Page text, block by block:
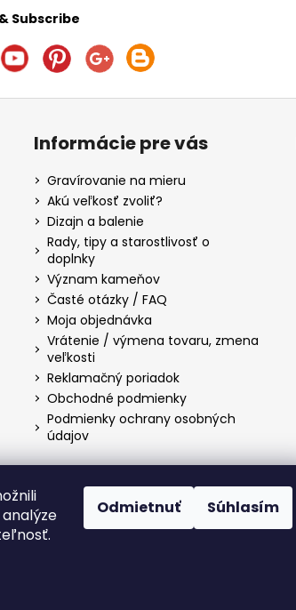
Odmietnuť Súhlasím
Subscribe
Informácie pre vás
Gravírovanie na mieru
Akú veľkosť zvoliť?
Dizajn a balenie
Rady, tipy a starostlivosť o
doplnky
Význam kameňov
Časté otázky / FAQ
Moja objednávka
Vrátenie / výmena tovaru, zmena
veľkosti
Reklamačný poriadok
Obchodné podmienky
Podmienky ochrany osobných
údajov
YouTube Twitter Pinterest Blog